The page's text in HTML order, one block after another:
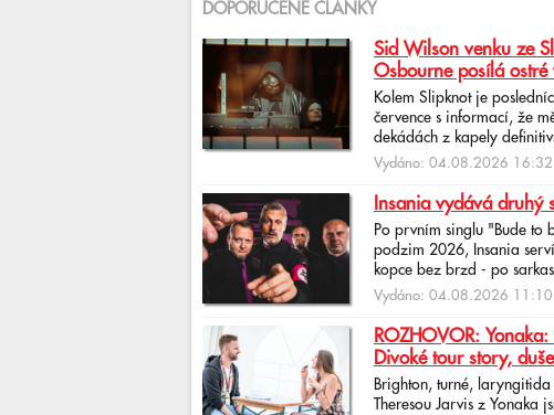
DOPORUČENÉ ČLÁNKY
Sid Wilson venku ze
Osbourne posílá ostré
Kolem Slipknot je
července s informací, že
dekádách z kapely
Vydáno: 04.08.2026 16:32
Insania vydává druhý
Po prvním singlu "Bude
podzim 2026, Insania
kopce bez brzd - po
Vydáno: 04.08.2026 11:10
ROZHOVOR:
Divoké tour story,
Brighton, turné, laryngitida
Theresou Jarvis z Yonaka